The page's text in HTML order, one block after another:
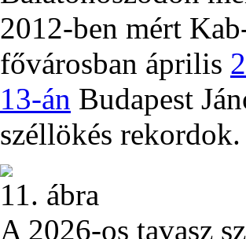
2012-ben mért
fővárosban április
13-án Budapest
széllökés rekordok.
11. ábra
A 2026-os tavasz